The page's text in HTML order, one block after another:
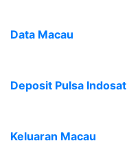
Data Macau
Deposit Pulsa Indosat
Keluaran Macau